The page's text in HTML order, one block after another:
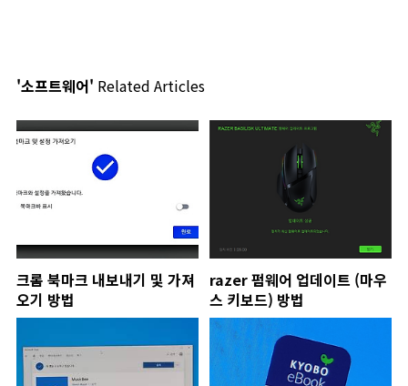
'소프트웨어' Related Articles
크롬 북마크 내보내기 및 가져
오기 방법
razer 펌웨어 업데이트 (마우
스 키보드) 방법